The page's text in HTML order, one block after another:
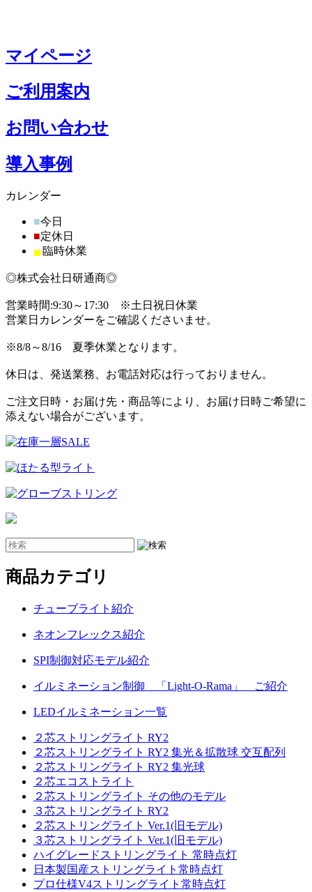
マイページ
ご利用案内
お問い合わせ
導入事例
カレンダー
■今日
■定休日
■臨時休業
◎株式会社日研通商◎
営業時間:9:30～17:30 ※土日祝日休業
営業日カレンダーをご確認くださいませ。
※8/8～8/16 夏季休業となります。
休日は、発送業務、お電話対応は行っておりません。
ご注文日時・お届け先・商品等により、お届け日時ご希望に
添えない場合がございます。
商品カテゴリ
チューブライト紹介
ネオンフレックス紹介
SPI制御対応モデル紹介
イルミネーション制御 「Light-O-Rama」 ご紹介
LEDイルミネーション一覧
２芯ストリングライト RY2
２芯ストリングライト RY2 集光＆拡散球 交互配列
２芯ストリングライト RY2 集光球
２芯エコストライト
２芯ストリングライト その他のモデル
３芯ストリングライト RY2
２芯ストリングライト Ver.1(旧モデル)
３芯ストリングライト Ver.1(旧モデル)
ハイグレードストリングライト 常時点灯
日本製国産ストリングライト常時点灯
プロ仕様V4ストリングライト常時点灯